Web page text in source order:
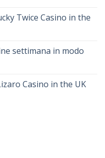
Twice Casino in the
settimana in modo
Casino in the UK